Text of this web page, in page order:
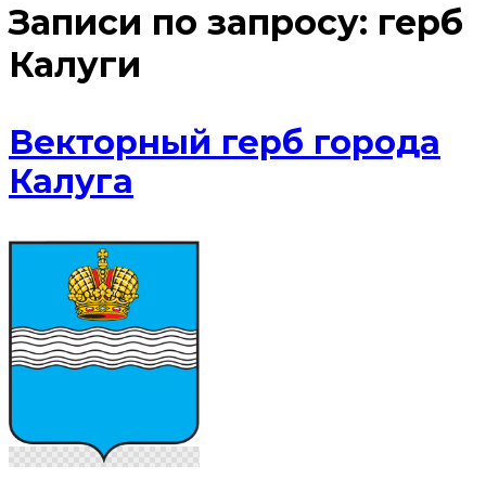
Записи по запросу: герб
Калуги
Векторный герб города
Калуга